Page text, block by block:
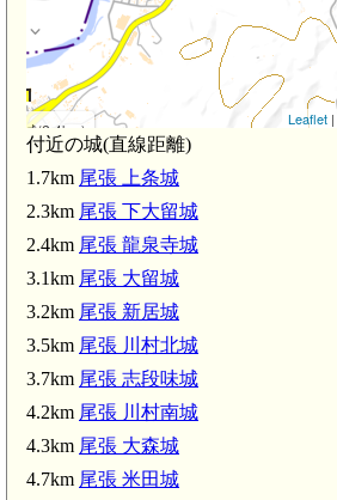
寺城(2.4km)
Leaflet |
付近の城(直線距離)
1.7km 尾張 上条城
2.3km 尾張 下大留城
2.4km 尾張 龍泉寺城
3.1km 尾張 大留城
3.2km 尾張 新居城
3.5km 尾張 川村北城
3.7km 尾張 志段味城
4.2km 尾張 川村南城
4.3km 尾張 大森城
4.7km 尾張 米田城